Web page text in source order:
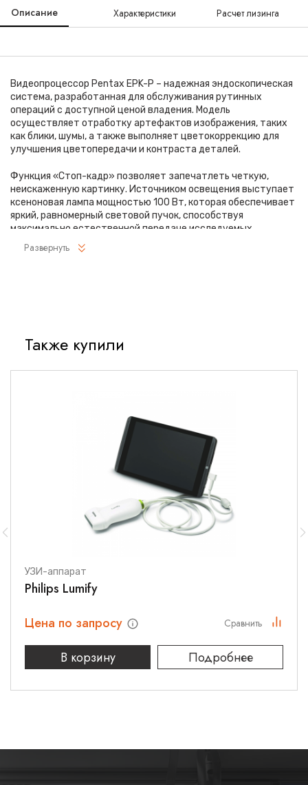
Описание Характеристики Расчет лизинга
Видеопроцессор Pentax EPK-P – надежная эндоскопическая
система, разработанная для обслуживания рутинных
операций с доступной ценой владения. Модель
осуществляет отработку артефактов изображения, таких
как блики, шумы, а также выполняет цветокоррекцию для
улучшения цветопередачи и контраста деталей.
Функция «Стоп-кадр» позволяет запечатлеть четкую,
неискаженную картинку. Источником освещения выступает
ксеноновая лампа мощностью 100 Вт, которая обеспечивает
яркий, равномерный световой пучок, способствуя
максимально естественной передаче исследуемых
структур.
использовать в кабинетах с ограниченной площадью.
Особенности модели Pentax EPK-:
Простота и комфорт в управлении
Наличие электронного зума
Четкое полноэкранное изображение
Технические характеристики
Напряжение - 230 В переменного тока (МОДЕЛЬ PAL)
Потребляемая мощность - 1,0 A
Лампа - 2 галогеновые лампы 300 Вт
Управление яркостью - По выбору: автоматическое или
ручное
Автоматическая диафрагма - Настраиваемая
Развернуть
Также купили
УЗИ-аппарат
Philips Lumify
Цена по запросу
В корзину
Подробнее
Сравнить